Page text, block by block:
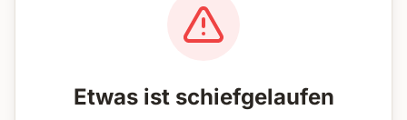
Etwas ist schiefgelaufen